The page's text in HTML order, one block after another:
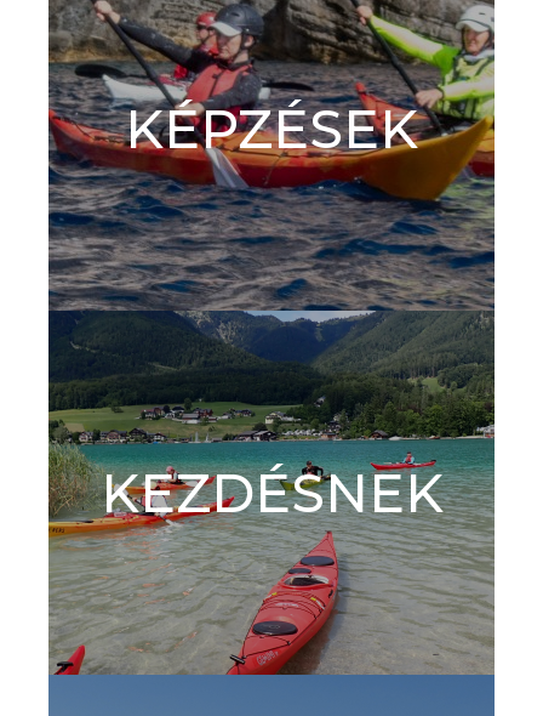
KÉPZÉSEK
KEZDÉSNEK